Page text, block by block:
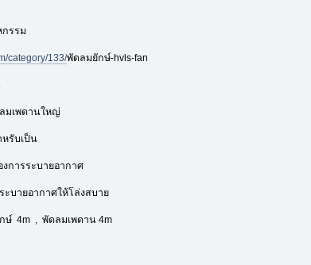
รรม
category/133/พัดลมยักษ์-hvls-fan
มเพดานใหญ่
รับเป็น
การระบายอากาศ
บายอากาศให้โล่งสบาย
4m , พัดลมเพดาน 4m